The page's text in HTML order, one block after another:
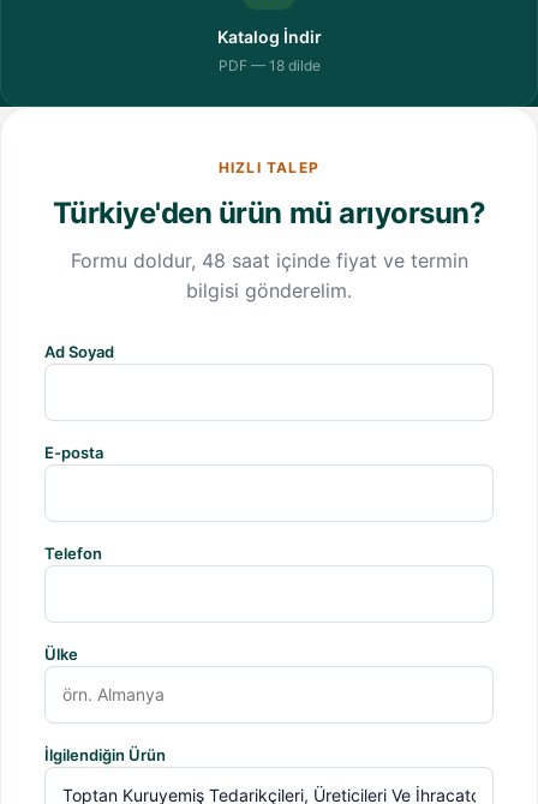
Katalog İndir
PDF — 18 dilde
HIZLI TALEP
Türkiye'den ürün mü arıyorsun?
Formu doldur, 48 saat içinde fiyat ve termin
bilgisi gönderelim.
Ad Soyad
E-posta
Telefon
Ülke
İlgilendiğin Ürün